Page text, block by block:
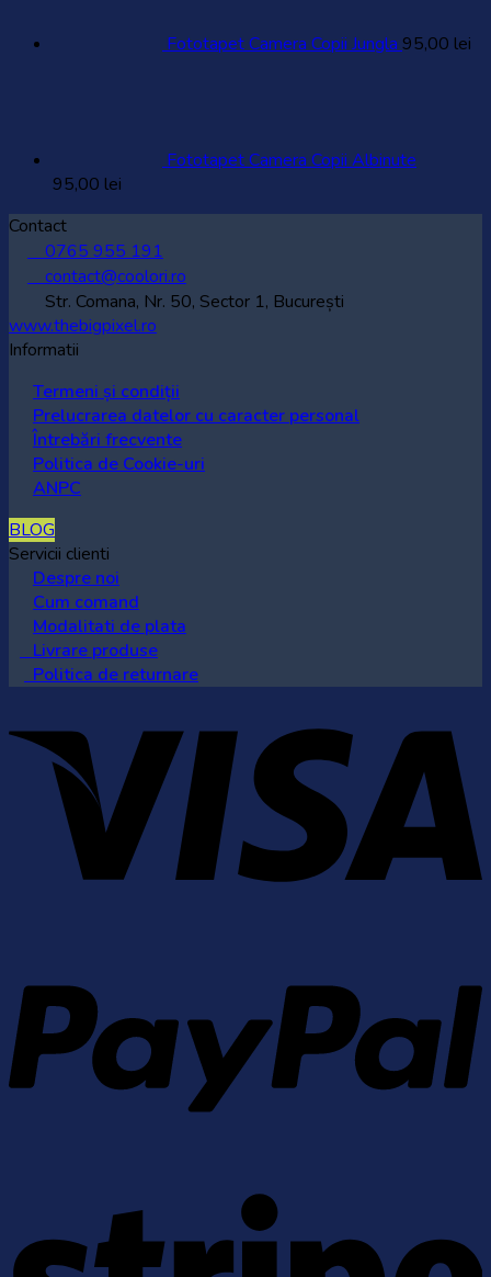
Fototapet Camera Copii Jungla 95,00 lei
Fototapet Camera Copii Albinute
95,00 lei
Contact
0765 955 191
contact@coolori.ro
Str. Comana, Nr. 50, Sector 1, București
www.thebigpixel.ro
Informatii
Termeni și condiții
Prelucrarea datelor cu caracter personal
Întrebări frecvente
Politica de Cookie-uri
ANPC
BLOG
Servicii clienti
Despre noi
Cum comand
Modalitati de plata
Livrare produse
Politica de returnare